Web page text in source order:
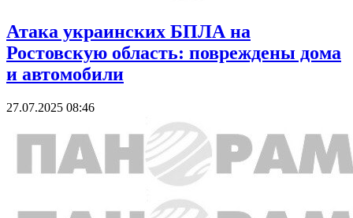
Атака украинских БПЛА на
Ростовскую область: повреждены дома
и автомобили
27.07.2025 08:46